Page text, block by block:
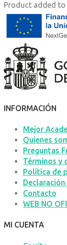
Product added
INFORMACIÓN
Mejor
Quienes
Preguntas
Términos y
Política de
Contacto
WEB NO
MI CUENTA